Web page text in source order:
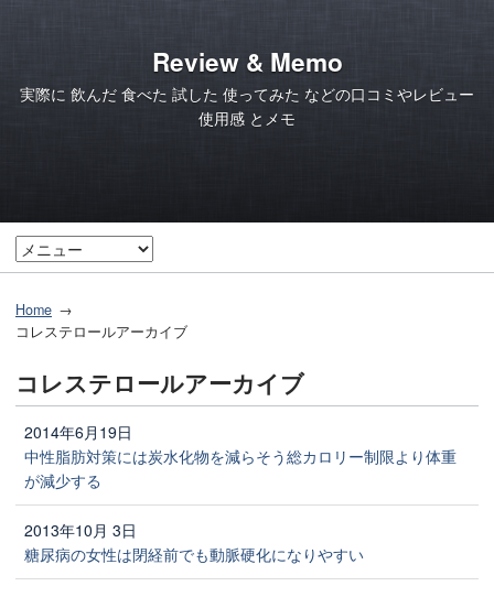
Review & Memo
実際に 飲んだ 食べた 試した 使ってみた などの口コミやレビュー
使用感 とメモ
Home
コレステロールアーカイブ
コレステロールアーカイブ
2014年6月19日
中性脂肪対策には炭水化物を減らそう総カロリー制限より体重
が減少する
2013年10月 3日
糖尿病の女性は閉経前でも動脈硬化になりやすい